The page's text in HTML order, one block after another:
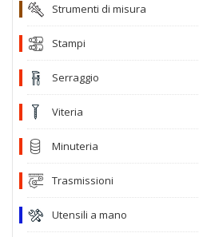
Strumenti di misura
Stampi
Serraggio
Viteria
Minuteria
Trasmissioni
Utensili a mano